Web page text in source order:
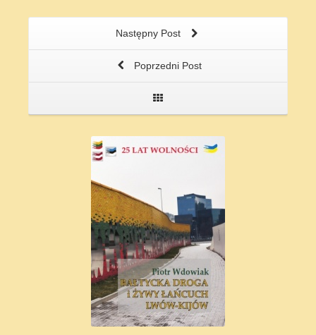
Następny Post
Poprzedni Post